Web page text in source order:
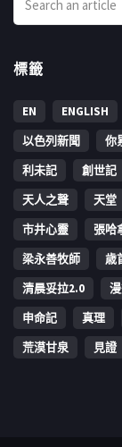
標籤
EN ENGLISH
以色列新聞
你
利未記
創世記
天人之聲
天堂
市井心靈
張哈
梁永善牧師
歳
清晨妥拉2.0
申命記
真理
荒漠甘泉
見證